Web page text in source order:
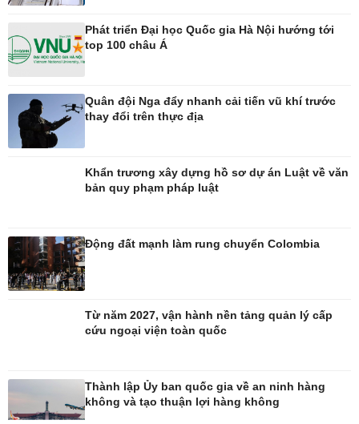
Nhà đẹp
Blog
Tình yêu - Gia đình
Sân khấu - Điện ảnh
Văn học
Phát triển Đại học Quốc gia Hà Nội hướng tới
top 100 châu Á
Quân đội Nga đẩy nhanh cải tiến vũ khí trước
thay đổi trên thực địa
Khẩn trương xây dựng hồ sơ dự án Luật về văn
bản quy phạm pháp luật
Động đất mạnh làm rung chuyển Colombia
Từ năm 2027, vận hành nền tảng quản lý cấp
cứu ngoại viện toàn quốc
Thành lập Ủy ban quốc gia về an ninh hàng
không và tạo thuận lợi hàng không